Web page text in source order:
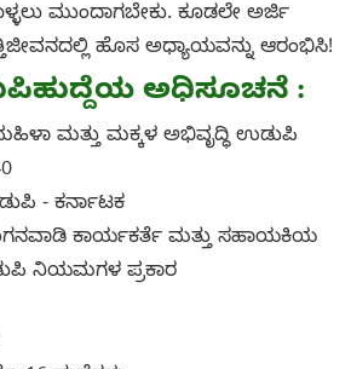
ಮುಂದಾಗಬೇಕು. ಕೂಡಲೇ ಅರ್ಜಿ
ಹೊಸ ಅಧ್ಯಾಯವನ್ನು ಆರಂಭಿಸಿ!
ಹುದ್ದೆಯ ಅಧಿಸೂಚನೆ :
ಮತ್ತು ಮಕ್ಕಳ ಅಭಿವೃದ್ಧಿ ಉಡುಪಿ
- ಕರ್ನಾಟಕ
ಕಾರ್ಯಕರ್ತೆ ಮತ್ತು ಸಹಾಯಕಿಯ
ನಿಯಮಗಳ ಪ್ರಕಾರ